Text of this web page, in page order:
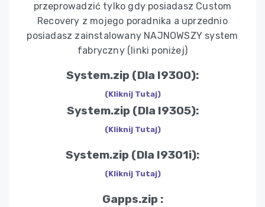
przeprowadzić tylko gdy posiadasz Custom
Recovery z mojego poradnika a uprzednio
posiadasz zainstalowany NAJNOWSZY system
fabryczny (linki poniżej)
System.zip (Dla I9300):
(Kliknij Tutaj)
System.zip (Dla I9305):
(Kliknij Tutaj)
System.zip (Dla I9301i):
(Kliknij Tutaj)
Gapps.zip :